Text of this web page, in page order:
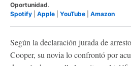
Oportunidad.
Spotify
Apple YouTube Amazon
Según la declaración jurada de
Cooper, su novia lo confrontó por